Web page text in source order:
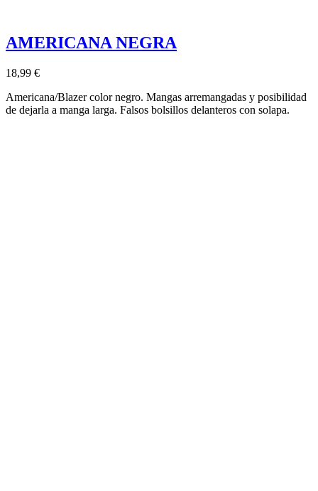
AMERICANA NEGRA
18,99 €
Americana/Blazer color negro. Mangas arremangadas y posibilidad
de dejarla a manga larga. Falsos bolsillos delanteros con solapa.